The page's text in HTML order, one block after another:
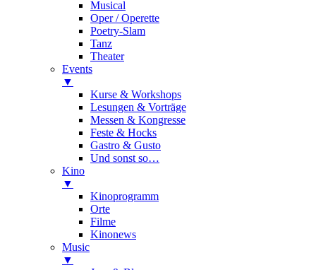
Musical
Oper / Operette
Poetry-Slam
Tanz
Theater
Events
▼
Kurse & Workshops
Lesungen & Vorträge
Messen & Kongresse
Feste & Hocks
Gastro & Gusto
Und sonst so…
Kino
▼
Kinoprogramm
Orte
Filme
Kinonews
Music
▼